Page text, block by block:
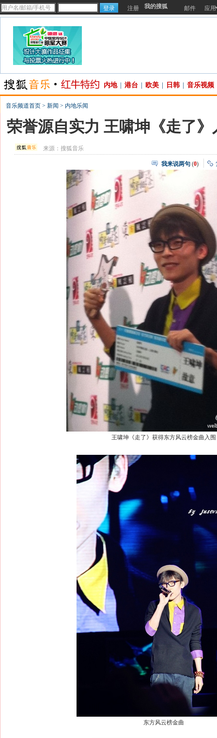
注册 我的搜狐 邮件 应用
内地 港台 欧美 日韩 音乐视频
音乐频道首页 > 新闻 > 内地乐闻
荣誉源自实力 王啸坤《走了
来源：搜狐音乐
我来说两句 (0)
王啸坤《走了》获得东方风云榜金曲入围
东方风云榜金曲